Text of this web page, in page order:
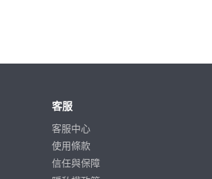
客服
客服中心
使用條款
信任與保障